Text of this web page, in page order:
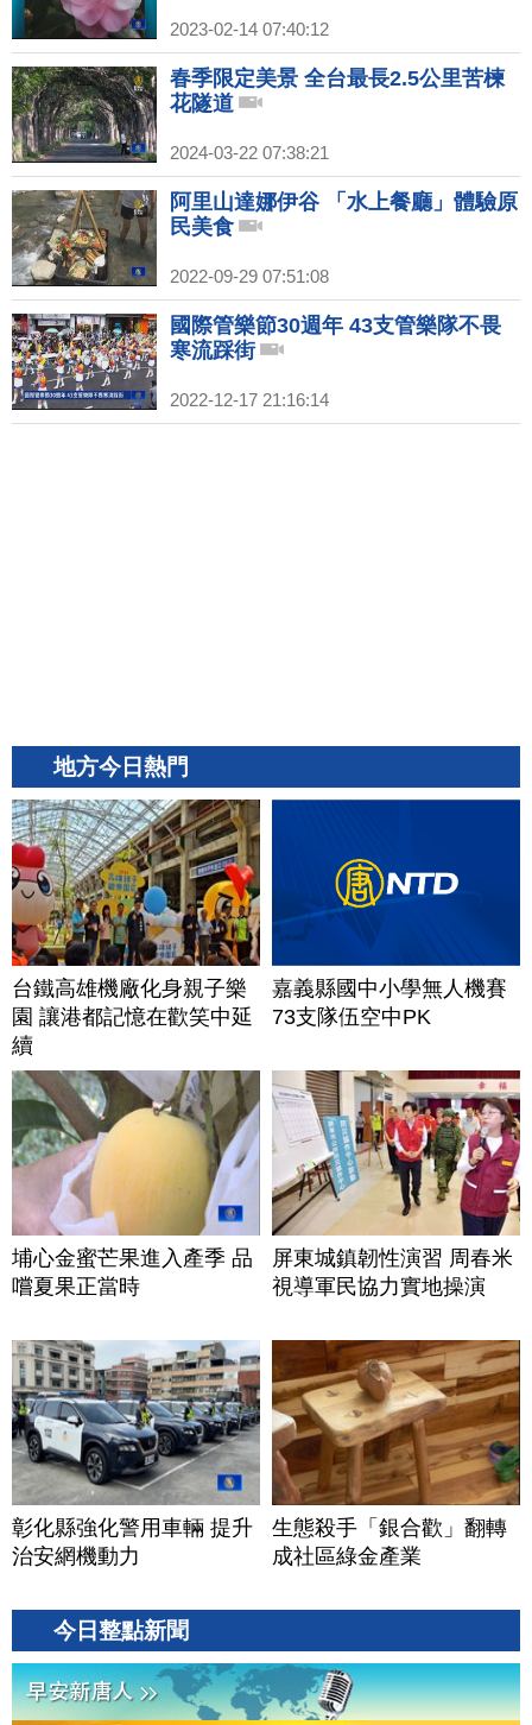
2023-02-14 07:40:12
春季限定美景 全台最長2.5公里苦楝
花隧道
2024-03-22 07:38:21
阿里山達娜伊谷 「水上餐廳」體驗原
民美食
2022-09-29 07:51:08
國際管樂節30週年 43支管樂隊不畏
寒流踩街
2022-12-17 21:16:14
地方今日熱門
台鐵高雄機廠化身親子樂
園 讓港都記憶在歡笑中延
續
嘉義縣國中小學無人機賽
73支隊伍空中PK
埔心金蜜芒果進入產季 品
嚐夏果正當時
屏東城鎮韌性演習 周春米
視導軍民協力實地操演
彰化縣強化警用車輛 提升
治安網機動力
生態殺手「銀合歡」翻轉
成社區綠金產業
今日整點新聞